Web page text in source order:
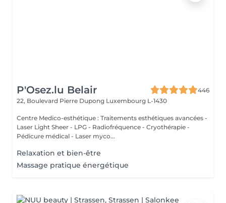
P'Osez.lu Belair
446
22, Boulevard Pierre Dupong Luxembourg L-1430
Centre Medico-esthétique : Traitements esthétiques avancées -
Laser Light Sheer - LPG - Radiofréquence - Cryothérapie -
Pédicure médical - Laser myco...
Relaxation et bien-être
Massage pratique énergétique